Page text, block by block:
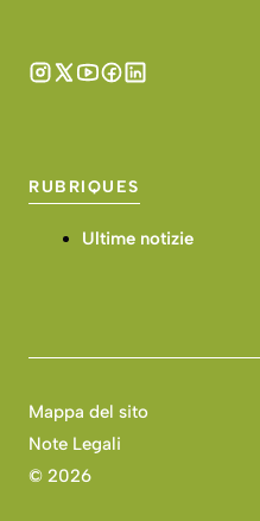
RUBRIQUES
Ultime notizie
© 2026
Mappa del sito
Note Legali